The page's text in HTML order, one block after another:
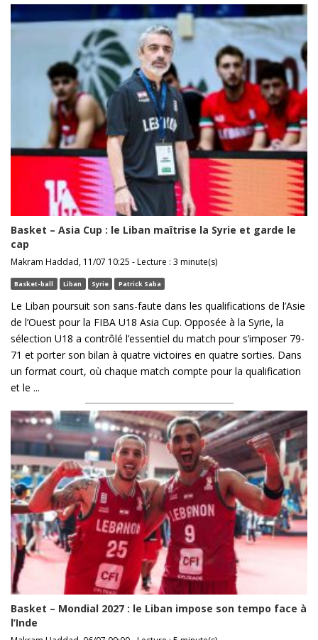
Basket – Asia Cup : le Liban maîtrise la Syrie et garde le
cap
Makram Haddad, 11/07 10:25 - Lecture : 3 minute(s)
Basket-ball Liban Syrie Patrick Saba
Le Liban poursuit son sans-faute dans les qualifications de l’Asie
de l’Ouest pour la FIBA U18 Asia Cup. Opposée à la Syrie, la
sélection U18 a contrôlé l’essentiel du match pour s’imposer 79-
71 et porter son bilan à quatre victoires en quatre sorties. Dans
un format court, où chaque match compte pour la qualification
et le ...
Basket – Mondial 2027 : le Liban impose son tempo face à
l’Inde